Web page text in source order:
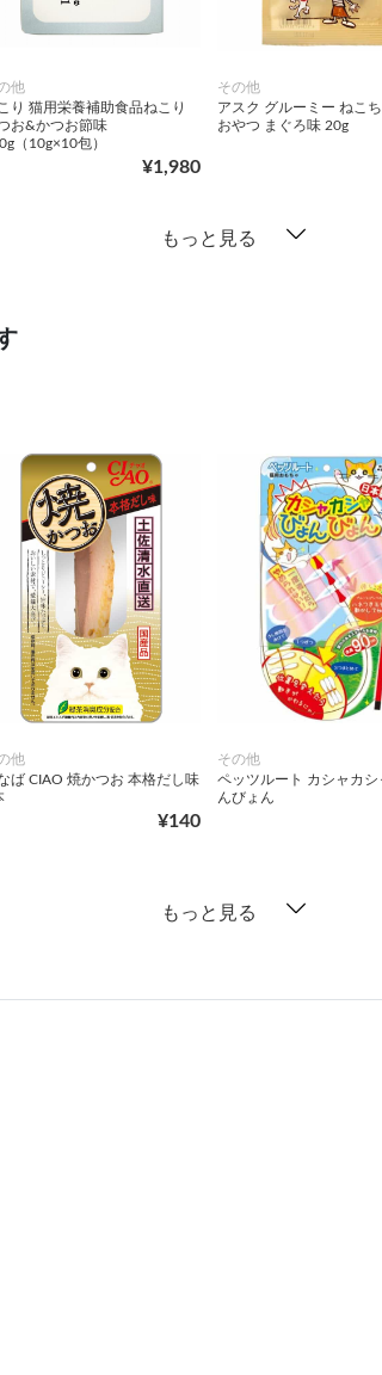
他
り 猫用栄養補助食品ねこり
お&かつお節味
（10g×10包）
¥1,980
その他
アスク グルーミー ねこ
おやつ まぐろ味 20g
もっと見る
他
ば CIAO 焼かつお 本格だし味
¥140
その他
ペッツルート カシャカシ
んびょん
もっと見る